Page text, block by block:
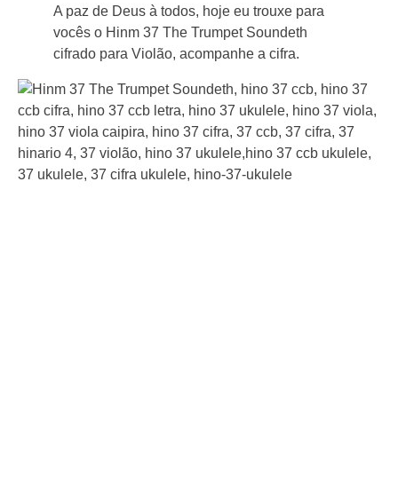
A paz de Deus à todos, hoje eu trouxe para
vocês o Hinm 37 The Trumpet Soundeth
cifrado para Violão, acompanhe a cifra.